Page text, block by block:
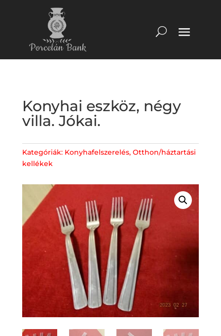
Konyhai eszköz, négy
villa. Jókai.
Kategóriák: Konyhafelszerelés, Otthon/háztartási
kellékek